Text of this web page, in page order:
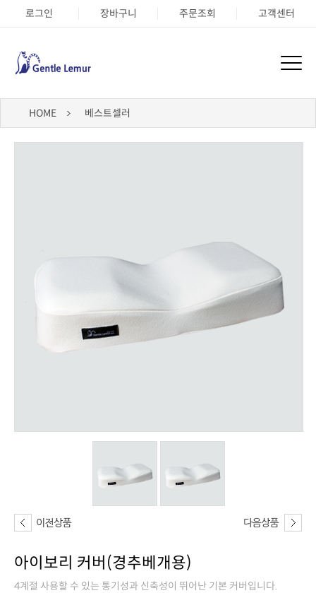
로그인 장바구니 주문조회 고객센터
HOME 베스트셀러
아이보리 커버(경추베개용)
4계절 사용할 수 있는 통기성과 신축성이 뛰어난 기본 커버입니다.